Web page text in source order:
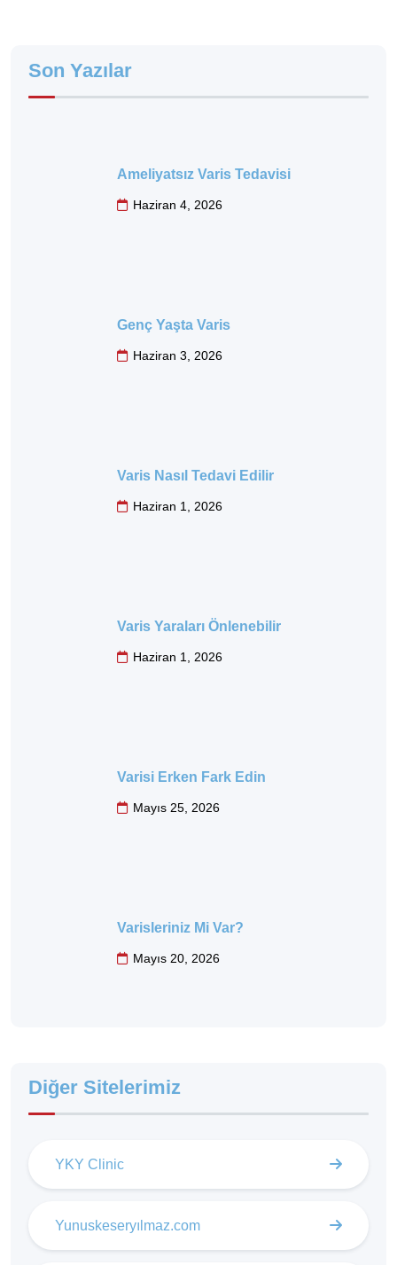
Son Yazılar
Ameliyatsız Varis Tedavisi
Haziran 4, 2026
Genç Yaşta Varis
Haziran 3, 2026
Varis Nasıl Tedavi Edilir
Haziran 1, 2026
Varis Yaraları Önlenebilir
Haziran 1, 2026
Varisi Erken Fark Edin
Mayıs 25, 2026
Varisleriniz Mi Var?
Mayıs 20, 2026
Diğer Sitelerimiz
YKY Clinic
Yunuskeseryılmaz.com